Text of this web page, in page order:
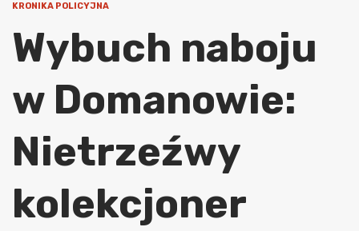
KRONIKA POLICYJNA
Wybuch naboju
w Domanowie:
Nietrzeźwy
kolekcjoner